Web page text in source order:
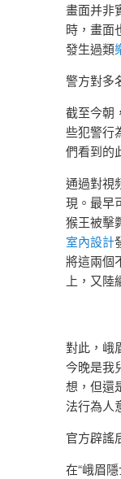
畫面并非
時，畫面
發生過類
警方對多
截至今朝
些犯警行
們看到的
通過對視
現。最早
猴王被擊
室內設計
將這兩個
上，又
對此，峨
今晚是我
想，但還
法行為人
官方辟謠
在“峨眉